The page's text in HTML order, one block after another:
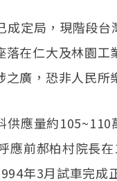
成定局，現階段
落在仁大及林園
廣，恐非人民所
供應量約
應前郝柏村院長
年3月試車完成